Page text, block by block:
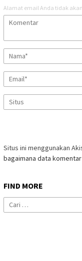
Alamat email Anda tidak
Situs ini menggunakan
bagaimana data
FIND MORE
Cari
untuk: